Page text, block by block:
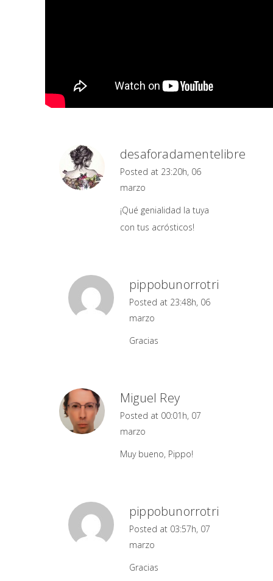
desaforadamentelibre
Posted at 23:20h, 06
marzo
¡Qué genialidad la tuya
con tus acrósticos!
pippobunorrotri
Posted at 23:48h, 06
marzo
Gracias
Miguel Rey
Posted at 00:01h, 07
marzo
Muy bueno, Pippo!
pippobunorrotri
Posted at 03:57h, 07
marzo
Gracias